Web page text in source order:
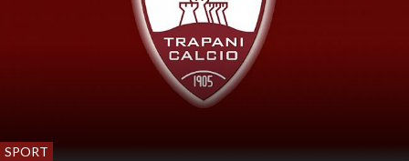
SPORT